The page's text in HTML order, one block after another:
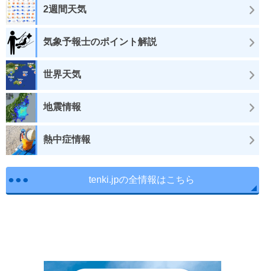
2週間天気
気象予報士のポイント解説
世界天気
地震情報
熱中症情報
tenki.jpの全情報はこちら